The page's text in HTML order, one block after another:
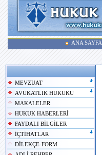
ANA SAYFA
MEVZUAT
AVUKATLIK HUKUKU
MAKALELER
HUKUK HABERLERİ
FAYDALI BİLGİLER
İÇTİHATLAR
DİLEKÇE-FORM